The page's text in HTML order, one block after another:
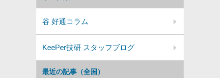
最近の記事（全国）
谷 好通コラム
KeePer技研 スタッフブログ